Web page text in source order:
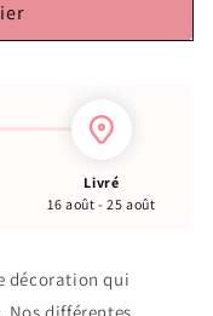
Livré
16 août - 25 août
décoration qui
Nos différentes